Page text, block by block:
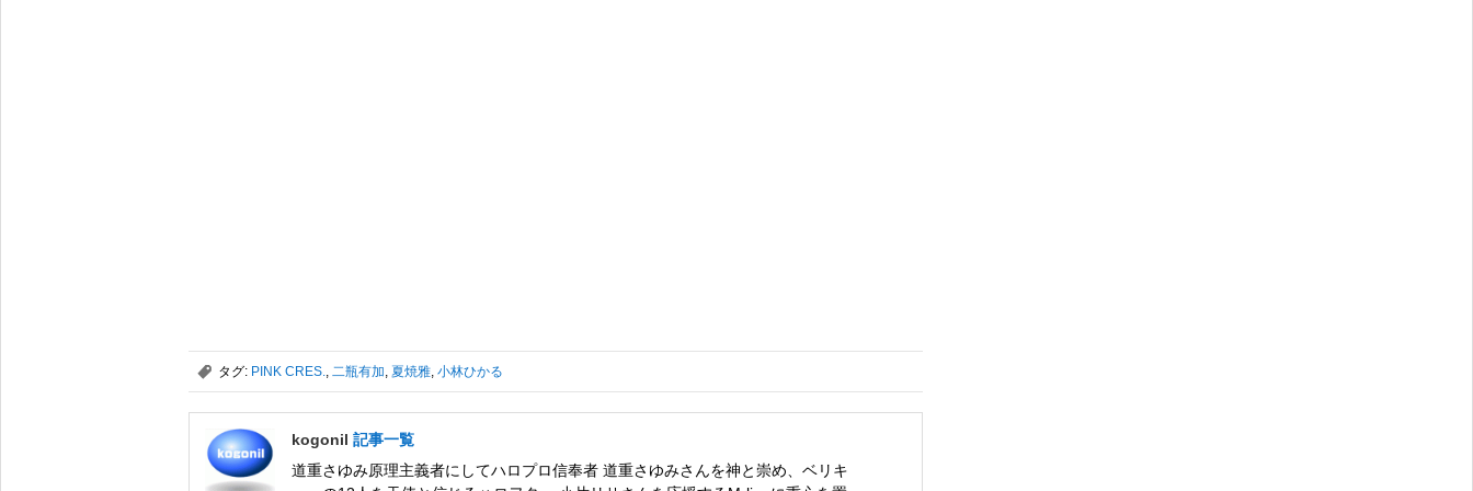
, タグ: PINK CRES. 二瓶有加 夏焼雅 小林ひかる
kogonil 記事一覧
道重さゆみ原理主義者にしてハロプロ信奉者 道重さゆみさんを神と崇め、ベリキ